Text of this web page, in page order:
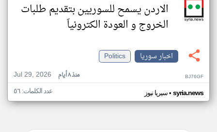
الاردن يسمح للسوريين بتقديم طلبات
الخروج و العودة الكترونياَ
اخبار سوريا
Politics
Jul 29, 2026
منذ ٨ أيام BJ76GF
سيريا نيوز• syria.news عدد الكلمات: ٥٦